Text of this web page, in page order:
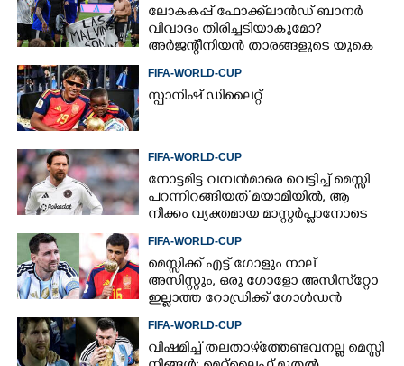
ലോകകപ്പ് ഫോക്ക്‌ലാൻഡ് ബാനർ
വിവാദം തിരിച്ചടിയാകുമോ?
അർജന്റീനിയൻ താരങ്ങളുടെ യുകെ
വിസ റദ്ദാക്കുമെന്ന് റിപ്പോർട്ട്
FIFA-WORLD-CUP
സ്പാനിഷ് ഡിലൈറ്റ്
FIFA-WORLD-CUP
നോട്ടമിട്ട വമ്പന്‍മാരെ വെട്ടിച്ച് മെസ്സി
പറന്നിറങ്ങിയത് മയാമിയില്‍, ആ
നീക്കം വ്യക്തമായ മാസ്റ്റര്‍പ്ലാനോടെ
FIFA-WORLD-CUP
മെസ്സിക്ക് എട്ട് ഗോളും നാല്
അസിസ്റ്റും, ഒരു ഗോളോ അസിസ്‌റ്റോ
ഇല്ലാത്ത റോഡ്രിക്ക് ഗോള്‍ഡന്‍
ബോള്‍, എങ്ങനെ?
FIFA-WORLD-CUP
വിഷമിച്ച് തലതാഴ്‌ത്തേണ്ടവനല്ല മെസ്സി